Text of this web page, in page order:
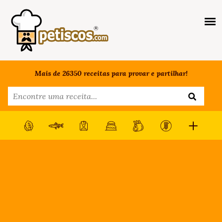
Mais de 26350 receitas para provar e partilhar!